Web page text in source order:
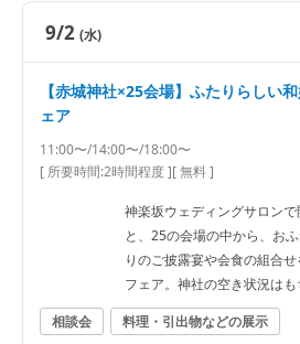
9/2 (水)
【赤城神社×25会場】ふたりらしい
ェア
11:00〜/14:00〜/18:00〜
[ 所要時間:2時間程度][ 無料 ]
神楽坂ウェディングサロン
と、25の会場の中から、お
りのご披露宴や会食の組合
フェア。神社の空き状況は
予算など、ご希望に合わせた
します。神社結婚式のプロに
相談会 料理・引出物などの展示